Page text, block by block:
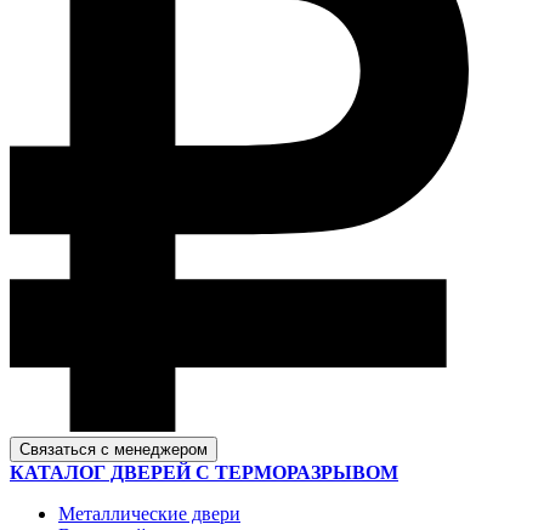
Связаться с менеджером
КАТАЛОГ ДВЕРЕЙ С ТЕРМОРАЗРЫВОМ
Металлические двери